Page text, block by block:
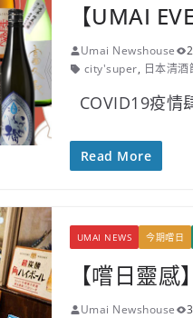
【UMAI
Umai Newshouse
city'super, 日本清酒
COVID19疫情
Read More
UMAI NEWS 今期嚐日
【嚐日靈
Umai Newshouse